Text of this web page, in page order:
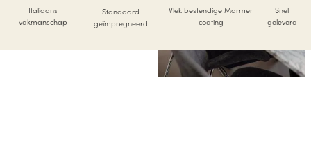
Italiaans
vakmanschap
Standaard
geïmpregneerd
Vlek bestendige Marmer
coating
Snel
geleverd